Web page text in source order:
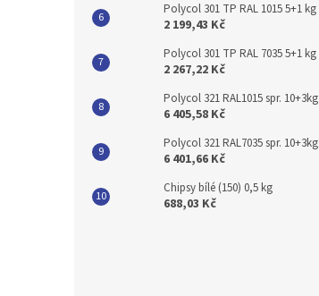
Polycol 301 TP RAL 1015 5+1 kg
2 199,43 Kč
Polycol 301 TP RAL 7035 5+1 kg
2 267,22 Kč
Polycol 321 RAL1015 spr. 10+3kg
6 405,58 Kč
Polycol 321 RAL7035 spr. 10+3kg
6 401,66 Kč
Chipsy bílé (150) 0,5 kg
688,03 Kč